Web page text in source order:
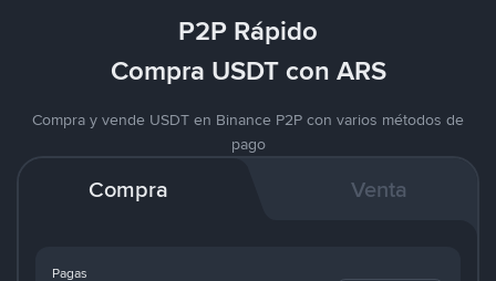
P2P Rápido
Compra USDT con ARS
Compra y vende USDT en Binance P2P con varios métodos de
pago
Compra Venta
Pagas